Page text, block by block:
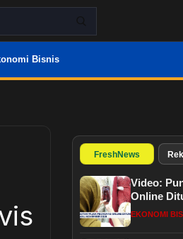
Bisnis
FreshNews
Video:
Online
November
EKONOMI